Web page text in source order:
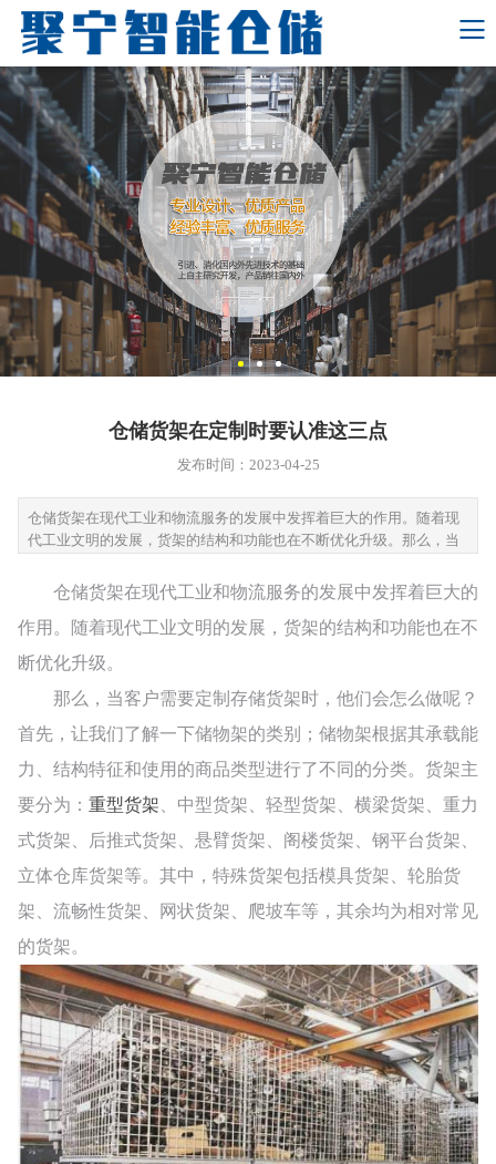
仓储货架在定制时要认准这三点
发布时间：2023-04-25
仓储货架在现代工业和物流服务的发展中发挥着巨大的作用。随着现
代工业文明的发展，货架的结构和功能也在不断优化升级。那么，当
储物架的类别；储物架...
仓储货架在现代工业和物流服务的发展中发挥着巨大的
作用。随着现代工业文明的发展，货架的结构和功能也在不
断优化升级。
那么，当客户需要定制存储货架时，他们会怎么做呢？
首先，让我们了解一下储物架的类别； 储物架根据其承载能
力、结构特征和使用的商品类型进行了不同的分类。 货架主
要分为： 重型货架 、中型货架、轻型货架、横梁货架、重力
式货架、后推式货架、悬臂货架、阁楼货架、钢平台货架、
立体仓库货架等。 其中，特殊货架包括模具货架、轮胎货
架、流畅性货架、网状货架、爬坡车等，其余均为相对常见
的货架。